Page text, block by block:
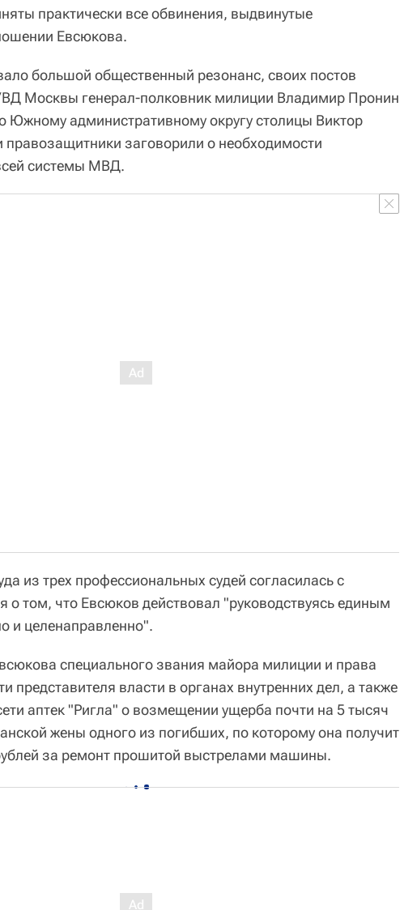
практически все обвинения, выдвинутые
Евсюкова.
большой общественный резонанс, своих постов
Москвы генерал-полковник милиции Владимир Пронин
Южному административному округу столицы Виктор
правозащитники заговорили о необходимости
системы МВД.
из трех профессиональных судей согласилась с
о том, что Евсюков действовал "руководствуясь единым
и целенаправленно".
специального звания майора милиции и права
представителя власти в органах внутренних дел, а также
аптек "Ригла" о возмещении ущерба почти на 5 тысяч
жены одного из погибших, по которому она получит
за ремонт прошитой выстрелами машины.